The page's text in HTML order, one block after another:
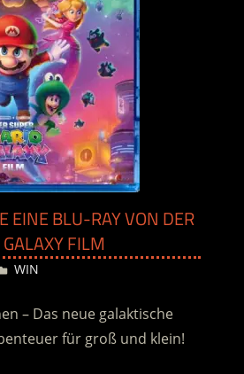
EINE BLU-RAY VON DER
FILM
Desiree
WIN
– Das neue galaktische
für groß und klein!